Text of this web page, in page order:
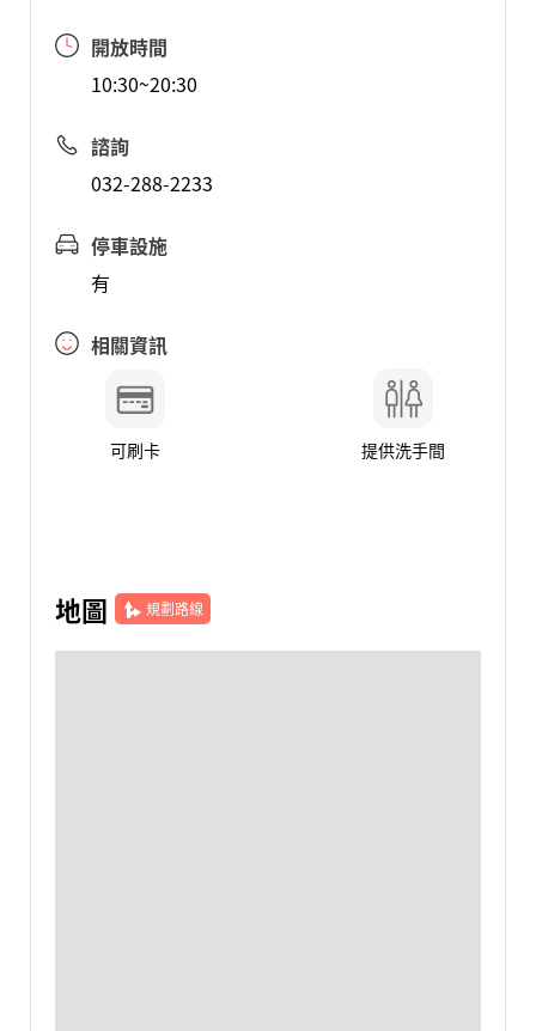
開放時間
10:30~20:30
諮詢
032-288-2233
停車設施
有
相關資訊
可刷卡 提供洗手間
地圖 規劃路線